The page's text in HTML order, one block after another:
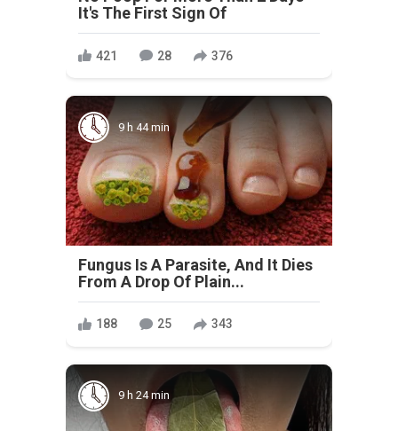
It's The First Sign Of
421 28 376
9 h 44 min
Fungus Is A Parasite, And It Dies
From A Drop Of Plain...
188 25 343
9 h 24 min